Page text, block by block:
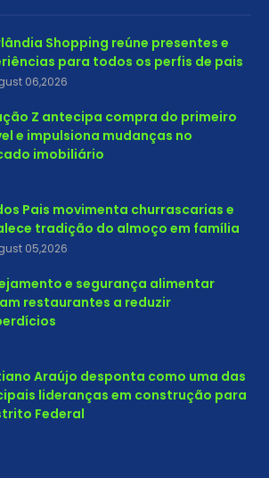
Shopping reúne presentes e
para todos os perfis de pais
06,2026
Z antecipa compra do primeiro
e impulsiona mudanças no
imobiliário
Pais movimenta churrascarias e
tradição do almoço em família
05,2026
e segurança alimentar
restaurantes a reduzir
Araújo desponta como uma das
lideranças em construção para
Federal